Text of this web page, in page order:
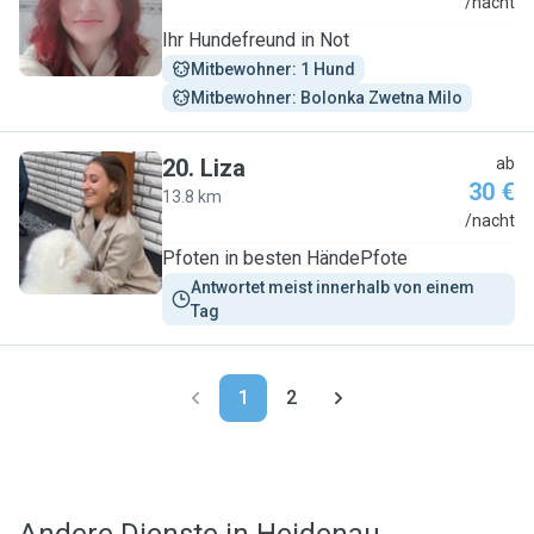
Ihr Hundefreund in Not
Mitbewohner: 1 Hund
Mitbewohner: Bolonka Zwetna Milo
L
20. Liza
13.8 km
ab
30 €
/nacht
Pfoten in besten HändePfote
Antwortet meist innerhalb von einem
Tag
1 2